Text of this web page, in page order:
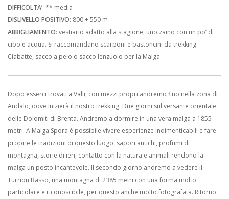
DIFFICOLTA’: ** media
DISLIVELLO POSITIVO: 800 + 550 m
ABBIGLIAMENTO: vestiario adatto alla stagione, uno zaino con un po’ di
cibo e acqua. Si raccomandano scarponi e bastoncini da trekking.
Ciabatte, sacco a pelo o sacco lenzuolo per la Malga.
Dopo esserci trovati a Valli, con mezzi propri andremo fino nella zona di
Andalo, dove inizierà il nostro trekking. Due giorni sul versante orientale
delle Dolomiti di Brenta. Andremo a dormire in una vera malga a 1855
metri. A Malga Spora è possibile vivere esperienze indimenticabili e fare
proprie le tradizioni di questo luogo: sapori antichi, profumi di
montagna, storie di ieri, contatto con la natura e animali rendono la
malga un posto incantevole. Il secondo giorno andremo a vedere il
Turrion Basso, una montagna di 2385 metri con una forma molto
particolare e riconoscibile, per questo anche molto fotografata. Ritorno